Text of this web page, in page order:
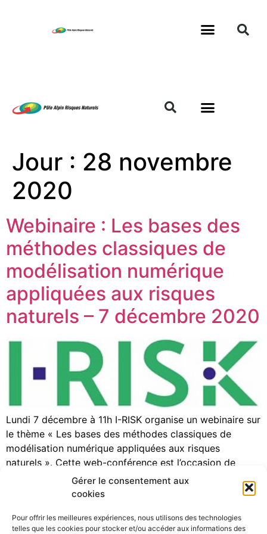
Gérer le consentement aux
cookies
Pour offrir les meilleures expériences, nous utilisons des technologies
telles que les cookies pour stocker et/ou accéder aux informations des
Jour : 28 novembre
2020
Webinaire : Les bases des
méthodes classiques de
modélisation numérique
appliquées aux risques
naturels – 7 décembre 2020
Lundi 7 décembre à 11h I-RISK organise un webinaire sur
le thème « Les bases des méthodes classiques de
modélisation numérique appliquées aux risques
naturels ». Cette web-conférence est l’occasion de
revisiter les bases des méthodes classiques de
modélisation numérique avec éléments finis et éléments
d’application : en géotechnique pour des […]